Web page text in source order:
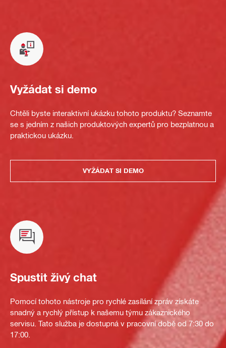
Vyžádat si demo
Chtěli byste interaktivní ukázku tohoto produktu? Seznamte
se s jedním z našich produktových expertů pro bezplatnou a
praktickou ukázku.
VYŽÁDAT SI DEMO
Spustit živý chat
Pomocí tohoto nástroje pro rychlé zasílání zpráv získáte
snadný a rychlý přístup k našemu týmu zákaznického
servisu. Tato služba je dostupná v pracovní době od 7:30 do
17:00.